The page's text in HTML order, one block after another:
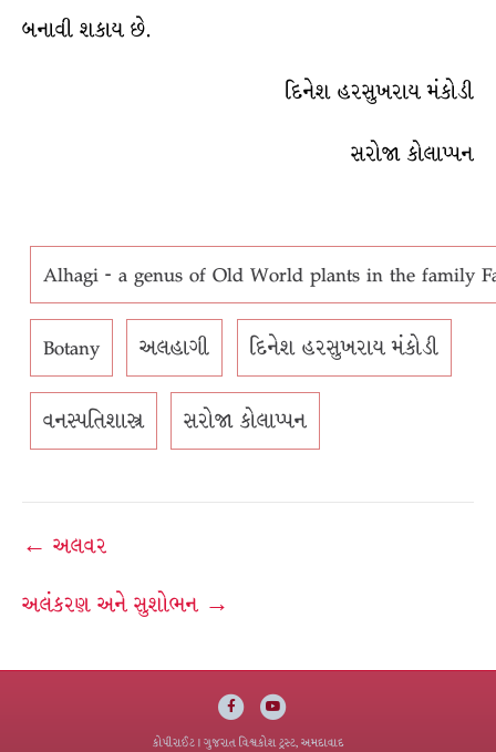
બનાવી શકાય છે.
દિનેશ હરસુખરાય મંકોડી
સરોજા કોલાપ્પન
Alhagi - a genus of Old World plants in the family
Botany અલહાગી દિનેશ હરસુખરાય મંકોડી
વનસ્પતિશાસ્ત્ર સરોજા કોલાપ્પન
Post
navigation
← અલવર
અલંકરણ અને સુશોભન →
FacebookYoutube
કોપીરાઈટ| ગુજરાત વિશ્વકોશ ટ્રસ્ટ, અમદાવાદ